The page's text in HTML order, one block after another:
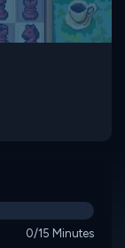
0/15 Minutes